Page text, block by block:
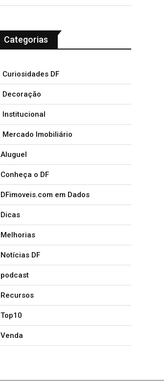
Categorias
Curiosidades DF
Decoração
Institucional
Mercado Imobiliário
Aluguel
Conheça o DF
DFimoveis.com em Dados
Dicas
Melhorias
Notícias DF
podcast
Recursos
Top10
Venda